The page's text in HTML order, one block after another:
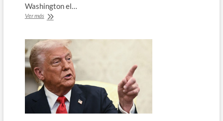
Washington el…
Ver másSospechoso
asesinar
a
Trump
en
gala
de
prensa
se
declara